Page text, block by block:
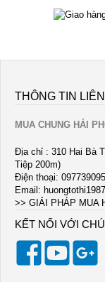
THÔNG TIN
MUA CHUNG HẢI
Địa chỉ : 310 Hai Bà
Tiệp 200m)
Điện thoại:
Email:
>> GIẢI PHÁP MUA
KẾT NỐI VỚI